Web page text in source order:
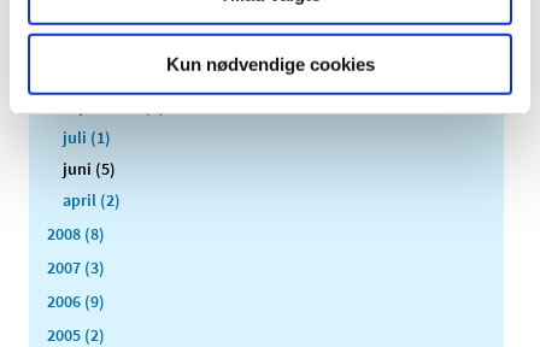
Kun nødvendige cookies
november (1)
juli (1)
juni (5)
april (2)
2008 (8)
2007 (3)
2006 (9)
2005 (2)